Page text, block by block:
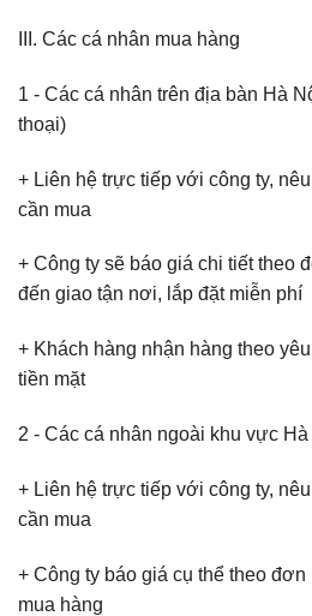
III. Các cá nhân mua hàng
1 - Các cá nhân trên địa bàn Hà
thoại)
+ Liên hệ trực tiếp với công ty,
cần mua
+ Công ty sẽ báo giá chi tiết theo
đến giao tận nơi, lắp đặt miễn phí
+ Khách hàng nhận hàng theo
tiền mặt
2 - Các cá nhân ngoài khu vực Hà
+ Liên hệ trực tiếp với công ty,
cần mua
+ Công ty báo giá cụ thể theo
mua hàng